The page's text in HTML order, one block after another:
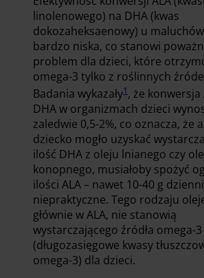
linolenowego) na DHA (kwas
dokozaheksaenowy) u
bardzo niska, co stanowi
problem dla dzieci, które
omega-3 tylko z roślinnych
Badania wykazały1, że konwersja
DHA w organizmach dzieci
zaledwie 0,5-2%, co oznacza, że
dziecko mogło uzyskać
ilość DHA z oleju lnianego czy
konopnego, musiałoby spożyć
ilości ALA – nawet 10-40 g
niepraktyczne. Tego rodzaju
głównie w ALA, nie stanowią
wystarczającego źródła omega-3
(długozasięgowe kwasy
omega-3) dla dzieci.